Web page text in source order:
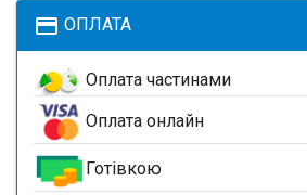
payment ОПЛАТА
Оплата частинами
Оплата онлайн
Готівкою